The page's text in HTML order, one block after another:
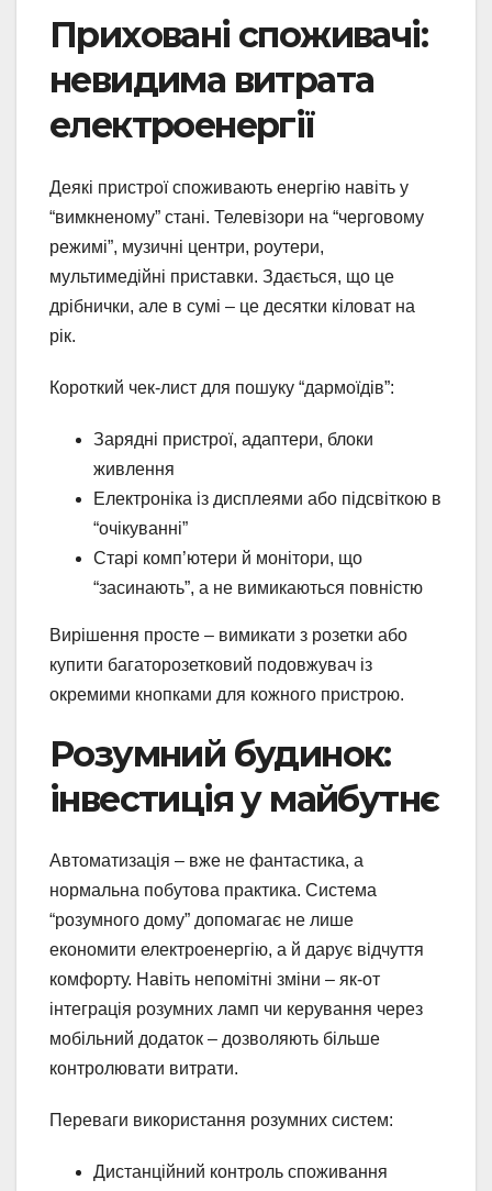
Приховані споживачі:
невидима витрата
електроенергії
Деякі пристрої споживають енергію навіть у
“вимкненому” стані. Телевізори на “черговому
режимі”, музичні центри, роутери,
мультимедійні приставки. Здається, що це
дрібнички, але в сумі – це десятки кіловат на
рік.
Короткий чек-лист для пошуку “дармоїдів”:
Зарядні пристрої, адаптери, блоки
живлення
Електроніка із дисплеями або підсвіткою в
“очікуванні”
Старі комп’ютери й монітори, що
“засинають”, а не вимикаються повністю
Вирішення просте – вимикати з розетки або
купити багаторозетковий подовжувач із
окремими кнопками для кожного пристрою.
Розумний будинок:
інвестиція у майбутнє
Автоматизація – вже не фантастика, а
нормальна побутова практика. Система
“розумного дому” допомагає не лише
економити електроенергію, а й дарує відчуття
комфорту. Навіть непомітні зміни – як-от
інтеграція розумних ламп чи керування через
мобільний додаток – дозволяють більше
контролювати витрати.
Переваги використання розумних систем:
Дистанційний контроль споживання